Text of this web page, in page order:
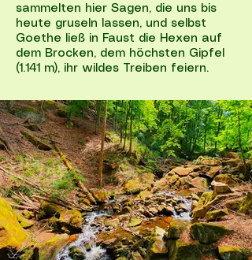
sammelten hier Sagen, die uns bis
heute gruseln lassen, und selbst
Goethe ließ in Faust die Hexen auf
dem Brocken, dem höchsten Gipfel
(1.141 m), ihr wildes Treiben feiern.